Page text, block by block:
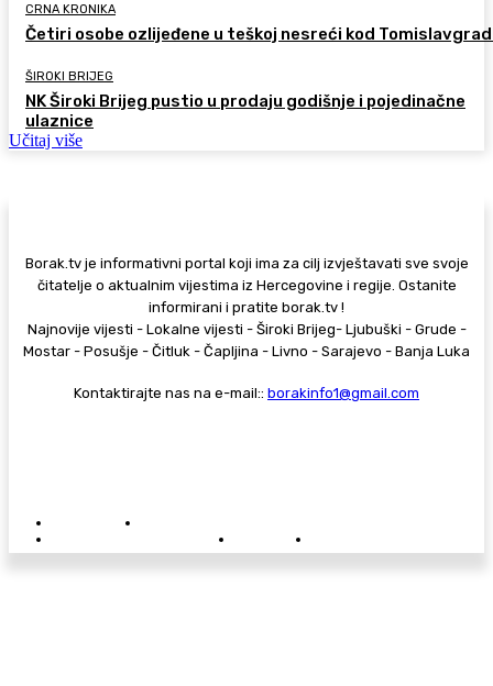
CRNA KRONIKA
Četiri osobe ozlijeđene u teškoj nesreći kod
ŠIROKI BRIJEG
NK Široki Brijeg pustio u prodaju godišnje i pojedinačne
ulaznice
Učitaj više
Borak.tv je informativni portal koji ima za cilj izvještavati sve svoje
čitatelje o aktualnim vijestima iz Hercegovine i regije. Ostanite
informirani i pratite borak.tv !
Najnovije vijesti - Lokalne vijesti - Široki Brijeg- Ljubuški - Grude -
Mostar - Posušje - Čitluk - Čapljina - Livno - Sarajevo - Banja Luka
Kontaktirajte nas na e-mail:: borakinfo1@gmail.com